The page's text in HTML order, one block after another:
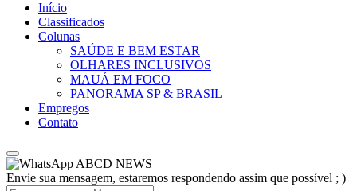
Início
Classificados
Colunas
SAÚDE E BEM ESTAR
OLHARES INCLUSIVOS
MAUÁ EM FOCO
PANORAMA SP & BRASIL
Empregos
Contato
ABCD NEWS
Envie sua mensagem, estaremos respondendo assim que possível ; )